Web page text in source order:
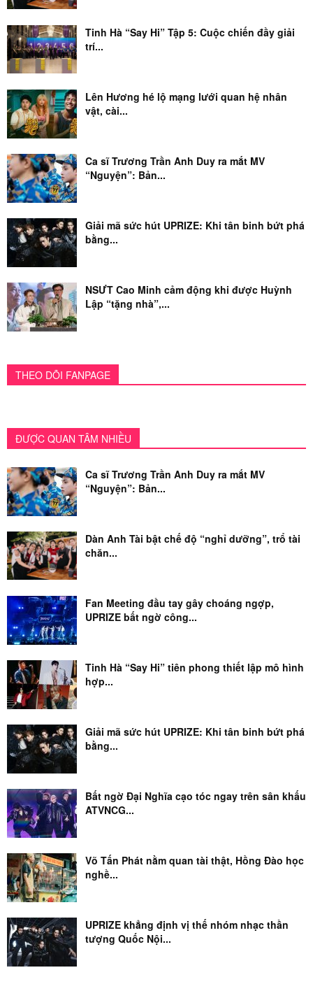
Tinh Hà “Say Hi” Tập 5: Cuộc chiến đầy giải
trí...
Lên Hương hé lộ mạng lưới quan hệ nhân
vật, cài...
Ca sĩ Trương Trần Anh Duy ra mắt MV
“Nguyện”: Bản...
Giải mã sức hút UPRIZE: Khi tân binh bứt phá
bằng...
NSƯT Cao Minh cảm động khi được Huỳnh
Lập “tặng nhà”,...
THEO DÕI FANPAGE
ĐƯỢC QUAN TÂM NHIỀU
Ca sĩ Trương Trần Anh Duy ra mắt MV
“Nguyện”: Bản...
Dàn Anh Tài bật chế độ “nghỉ dưỡng”, trổ tài
chăn...
Fan Meeting đầu tay gây choáng ngợp,
UPRIZE bất ngờ công...
Tinh Hà “Say Hi” tiên phong thiết lập mô hình
hợp...
Giải mã sức hút UPRIZE: Khi tân binh bứt phá
bằng...
Bất ngờ Đại Nghĩa cạo tóc ngay trên sân khấu
ATVNCG...
Võ Tấn Phát nằm quan tài thật, Hồng Đào học
nghề...
UPRIZE khẳng định vị thế nhóm nhạc thần
tượng Quốc Nội...